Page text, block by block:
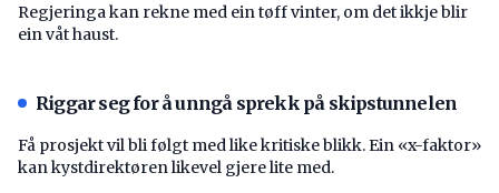
Regjeringa kan rekne med ein tøff vinter, om det ikkje blir
ein våt haust.
Riggar seg for å unngå sprekk på skipstunnelen
Få prosjekt vil bli følgt med like kritiske blikk. Ein «x-faktor»
kan kystdirektøren likevel gjere lite med.